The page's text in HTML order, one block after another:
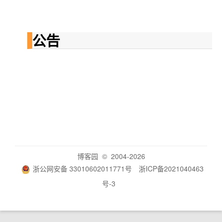
公告
博客园 © 2004-2026
浙公网安备 33010602011771号
浙ICP备2021040463
号-3